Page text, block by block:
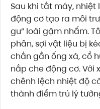
Sau khi tắt máy,
động cơ tạo ra môi
gu” loài gặm nhấm.
phân, sợi vật liệu bị
chắn gần ống xả, cổ
nắp che động cơ. Với
chênh lệch nhiệt độ
thành điểm trú lý